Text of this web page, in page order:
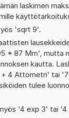
laskimen
'sqrt 9'.
* 87 Mm', mutta
kautta.
4 Attometri' tai
tulee
'4 exp 3' tai '4